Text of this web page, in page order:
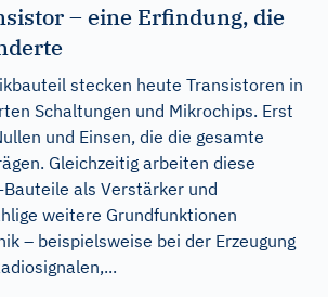
– eine Erfindung, die
stecken heute Transistoren in
Schaltungen und Mikrochips. Erst
und Einsen, die die gesamte
Gleichzeitig arbeiten diese
als Verstärker und
weitere Grundfunktionen
– beispielsweise bei der Erzeugung